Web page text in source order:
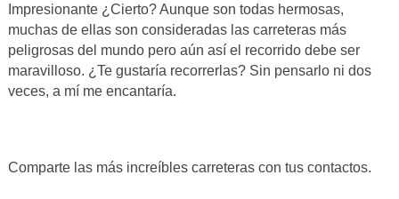
Impresionante ¿Cierto? Aunque son todas hermosas,
muchas de ellas son consideradas las carreteras más
peligrosas del mundo pero aún así el recorrido debe ser
maravilloso. ¿Te gustaría recorrerlas? Sin pensarlo ni dos
veces, a mí me encantaría.
Comparte las más increíbles carreteras con tus contactos.